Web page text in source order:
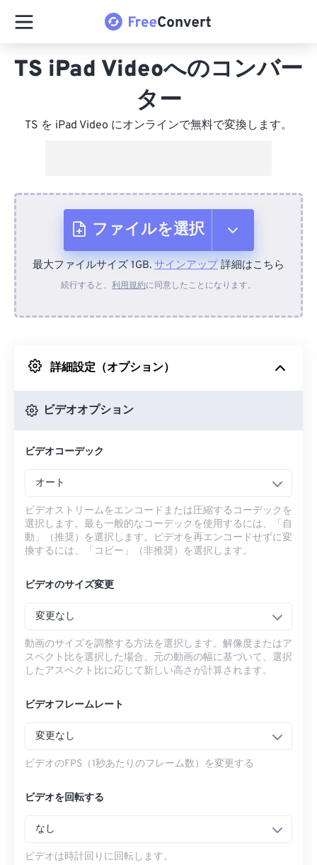
TS iPad Videoへのコンバー
ター
TS を iPad Video にオンラインで無料で変換します。
ファイルを選択
デバイスから
Googleドライブから
最大ファイルサイズ 1GB. サインアップ詳細はこちら
続行すると、 利用規約に同意したことになります。
詳細設定（オプション）
ビデオオプション
ビデオコーデック
オート
ビデオストリームをエンコードまたは圧縮するコーデックを
選択します。最も一般的なコーデックを使用するには、「自
動」（推奨）を選択します。ビデオを再エンコードせずに変
換するには、「コピー」（非推奨）を選択します。
ビデオのサイズ変更
変更なし
動画のサイズを調整する方法を選択します。解像度またはア
スペクト比を選択した場合、元の動画の幅に基づいて、選択
したアスペクト比に応じて新しい高さが計算されます。
ビデオフレームレート
変更なし
ビデオのFPS（1秒あたりのフレーム数）を変更する
ビデオを回転する
なし
ビデオは時計回りに回転します。